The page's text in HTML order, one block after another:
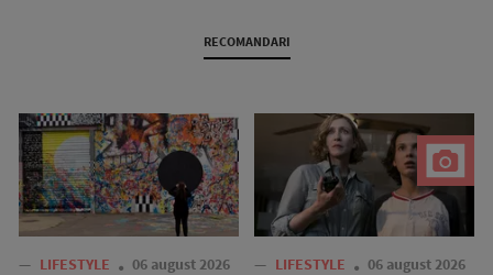
RECOMANDARI
— LIFESTYLE 06 august 2026 — LIFESTYLE 06 august 2026